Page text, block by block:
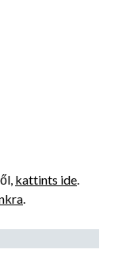
kattints ide.
.